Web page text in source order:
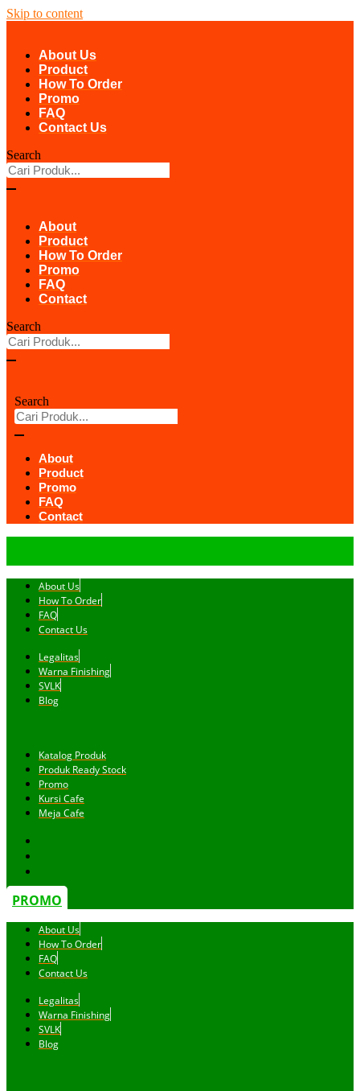
Skip to content
About Us
Product
How To Order
Promo
FAQ
Contact Us
Search
About
Product
How To Order
Promo
FAQ
Contact
Search
Search
About
Product
Promo
FAQ
Contact
About Us
How To Order
FAQ
Contact Us
Legalitas
Warna Finishing
SVLK
Blog
Katalog Produk
Produk Ready Stock
Promo
Kursi Cafe
Meja Cafe
PROMO
About Us
How To Order
FAQ
Contact Us
Legalitas
Warna Finishing
SVLK
Blog